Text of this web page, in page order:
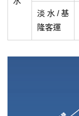
淡水/基
隆客運